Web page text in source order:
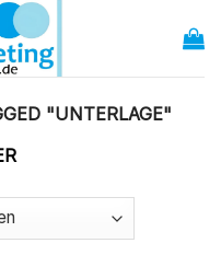
"UNTERLAGE"